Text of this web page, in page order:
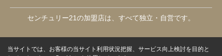
センチュリー21の加盟店は、すべて独立・自営です。
当サイトでは、お客様の当サイト利用状況把握、サービス向上検討を目的と